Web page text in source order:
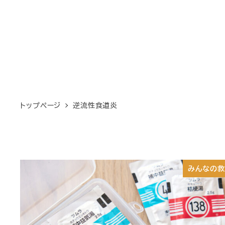
トップページ 逆流性食道炎
みんなの